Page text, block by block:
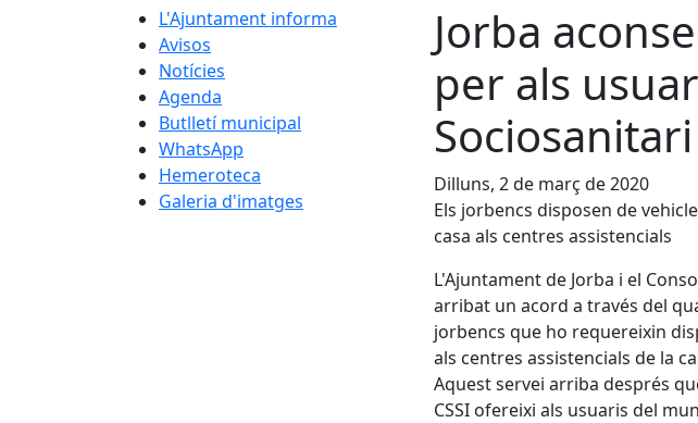
L'Ajuntament informa
Avisos
Notícies
Agenda
Butlletí municipal
WhatsApp
Hemeroteca
Galeria d'imatges
Jorba
per als
Dilluns, 2 de març de 2020
Els jorbencs disposen de
casa als centres assistencials
L'Ajuntament de Jorba i el
arribat un acord a través del
jorbencs que ho requereixin
als centres assistencials de la
Aquest servei arriba després
CSSI ofereixi als usuaris del